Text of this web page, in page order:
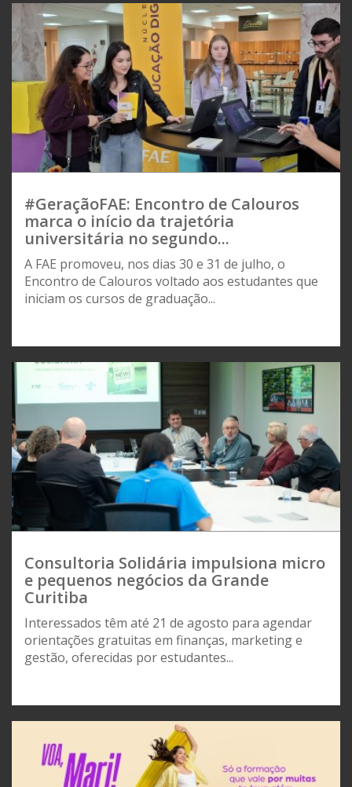
#GeraçãoFAE: Encontro de Calouros
marca o início da trajetória
universitária no segundo...
A FAE promoveu, nos dias 30 e 31 de julho, o
Encontro de Calouros voltado aos estudantes que
iniciam os cursos de graduação...
Consultoria Solidária impulsiona micro
e pequenos negócios da Grande
Curitiba
Interessados têm até 21 de agosto para agendar
orientações gratuitas em finanças, marketing e
gestão, oferecidas por estudantes...